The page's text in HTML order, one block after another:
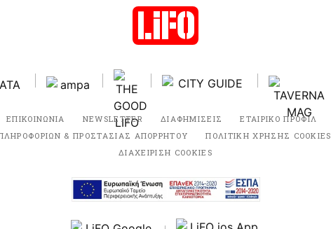
ΕΠΙΚΟΙΝΩΝΙΑ NEWSLETTER ΔΙΑΦΗΜΙΣΕΙΣ ΕΤΑΙΡΙΚΟ ΠΡΟΦΙΛ
& ΠΡΟΣΤΑΣΙΑΣ ΑΠΟΡΡΗΤΟΥ
ΠΟΛΙΤΙΚΗ ΧΡΗΣΗΣ COOKIES
ΔΙΑΧΕΙΡΙΣΗ COOKIES